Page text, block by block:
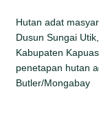
Hutan adat
Dusun Sungai
Kabupaten
penetapan hutan
Butler/Mongabay